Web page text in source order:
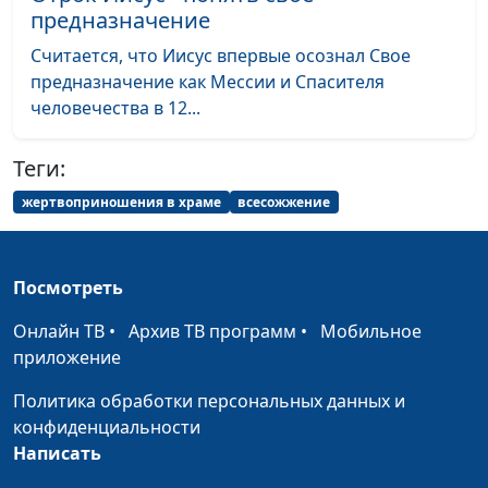
Библейский словарь: Покаяние
Библейский словарь: Грех
Библейский словарь: Гордость
Библейский словарь: Прах
Библейский словарь: Проклятие
Библейский словарь: Зло
Библейский словарь: Добро
Библейский словарь: Левиафан
Библейский словарь: Змей
Библейский словарь: Освятить
предназначение
Считается, что Иисус впервые осознал Свое
предназначение как Мессии и Спасителя
человечества в 12...
Теги:
жертвоприношения в храме всесожжение
Посмотреть
Онлайн ТВ • Архив ТВ программ • Мобильное
приложение
Политика обработки персональных данных и
конфиденциальности
Написать